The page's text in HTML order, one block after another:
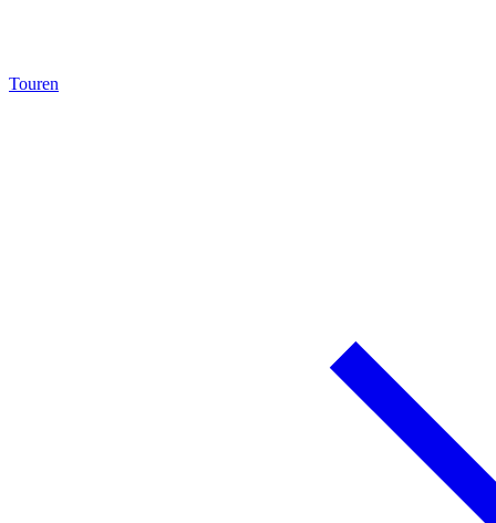
Touren